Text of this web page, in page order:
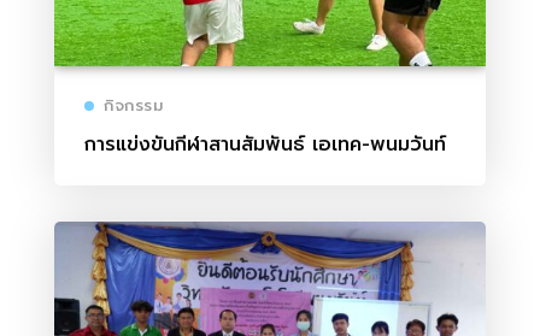
กิจกรรม
การแข่งขันกีฬาสานสัมพันธ์ เอเทค-พนมวันท์